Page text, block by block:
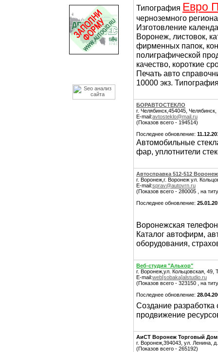
Типография Евро
черноземного
Изготовление
Воронеж, листовок,
фирменных папок,
полиграфической
качество, короткие
Печать авто
10000 экз.
БОРАВТОСТЕКЛО
г. Челябинск,454045,
E-mail:avtosteklo@mail.ru
(Показов всего - 194514)
Последнее обновление:
Автомобильные
фар, уплотнители
Автосправка 512-512 Воронеж
г. Воронеж,г. Воронеж ул.
E-mail:sprav@autovrn.ru
(Показов всего - 280005 , на
Последнее обновление:
Воронежская
Каталог автофирм,
оборудования,
Веб-студия "Алькор"
г. Воронеж,ул. Кольцовская, 49,
E-mail:web[sobaka]alstudio.ru
(Показов всего - 323150 , на
Последнее обновление:
Создание разработка
продвижение
АиСТ Воронеж Торговый Дом
г. Воронеж,394043, ул. Ленина,
(Показов всего - 265192)